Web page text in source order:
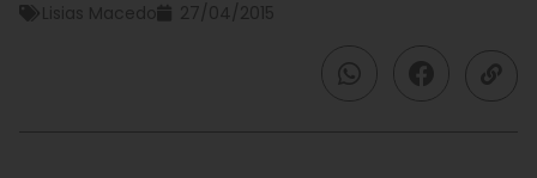
Lisias Macedo 27/04/2015